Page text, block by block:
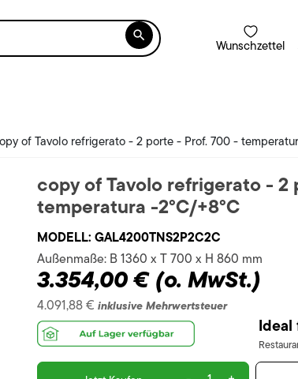

Wunschzettel
of Tavolo refrigerato - 2 porte - Prof. 700 -
copy of Tavolo refrigerato - 2
temperatura -2°C/+8°C
MODELL: GAL4200TNS2P2C2C
Außenmaße: B 1360 x T 700 x H 860 mm
3.354,00 € (o. MwSt.)
4.091,88 € inklusive Mehrwertsteuer
Ideal